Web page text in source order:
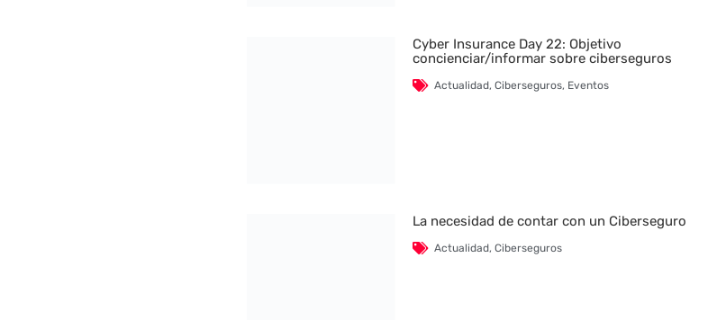
Cyber Insurance Day 22: Objetivo
concienciar/informar sobre ciberseguros
Actualidad, Ciberseguros, Eventos
La necesidad de contar con un Ciberseguro
Actualidad, Ciberseguros